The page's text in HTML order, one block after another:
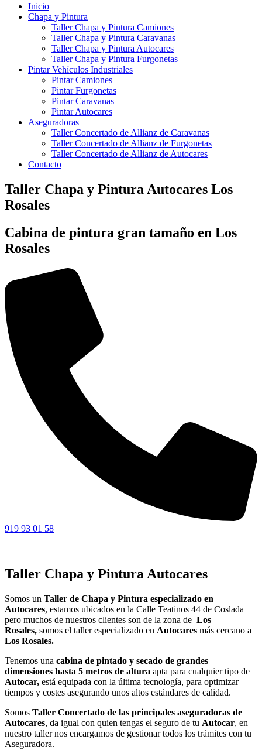
Inicio
Chapa y Pintura
Taller Chapa y Pintura Camiones
Taller Chapa y Pintura Caravanas
Taller Chapa y Pintura Autocares
Taller Chapa y Pintura Furgonetas
Pintar Vehículos Industriales
Pintar Camiones
Pintar Furgonetas
Pintar Caravanas
Pintar Autocares
Aseguradoras
Taller Concertado de Allianz de Caravanas
Taller Concertado de Allianz de Furgonetas
Taller Concertado de Allianz de Autocares
Contacto
Taller Chapa y Pintura Autocares Los
Rosales
Cabina de pintura gran tamaño en Los
Rosales
919 93 01 58
Taller Chapa y Pintura Autocares
Somos un Taller de Chapa y Pintura especializado en
Autocares, estamos ubicados en la Calle Teatinos 44 de Coslada
pero muchos de nuestros clientes son de la zona de Los
Rosales, somos el taller especializado en Autocares más cercano a
Los Rosales.
Tenemos una cabina de pintado y secado de grandes
dimensiones hasta 5 metros de altura apta para cualquier tipo de
Autocar, está equipada con la última tecnología, para optimizar
tiempos y costes asegurando unos altos estándares de calidad.
Somos Taller Concertado de las principales aseguradoras de
Autocares, da igual con quien tengas el seguro de tu Autocar, en
nuestro taller nos encargamos de gestionar todos los trámites con tu
Aseguradora.